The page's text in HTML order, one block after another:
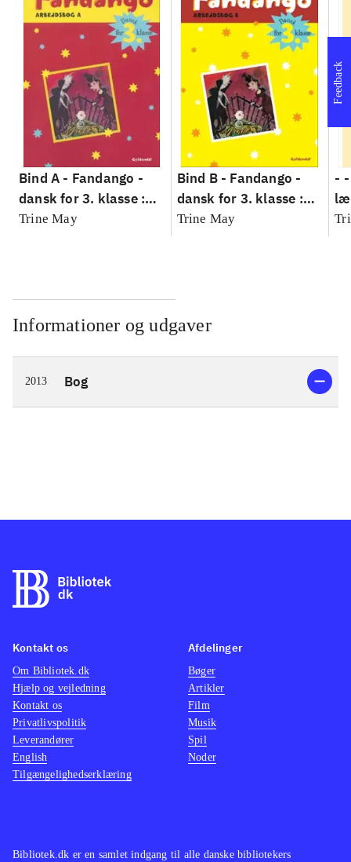
Bind A - Fandango -
dansk for 3. klasse :
grundbog --
Trine May
Bind B - Fandango -
dansk for 3. klasse :
grundbog --
Trine May
-
Informationer og udgaver
2013 Bog
Feedback
Bibliotek.dk er en samlet indgang til alle danske bibliotekers
Kontakt os
Om Bibliotek.dk
Hjælp og vejledning
Kontakt os
Privatlivspolitik
Leverandører
English
Tilgængelighedserklæring
Afdelinger
Bøger
Artikler
Film
Musik
Spil
Noder